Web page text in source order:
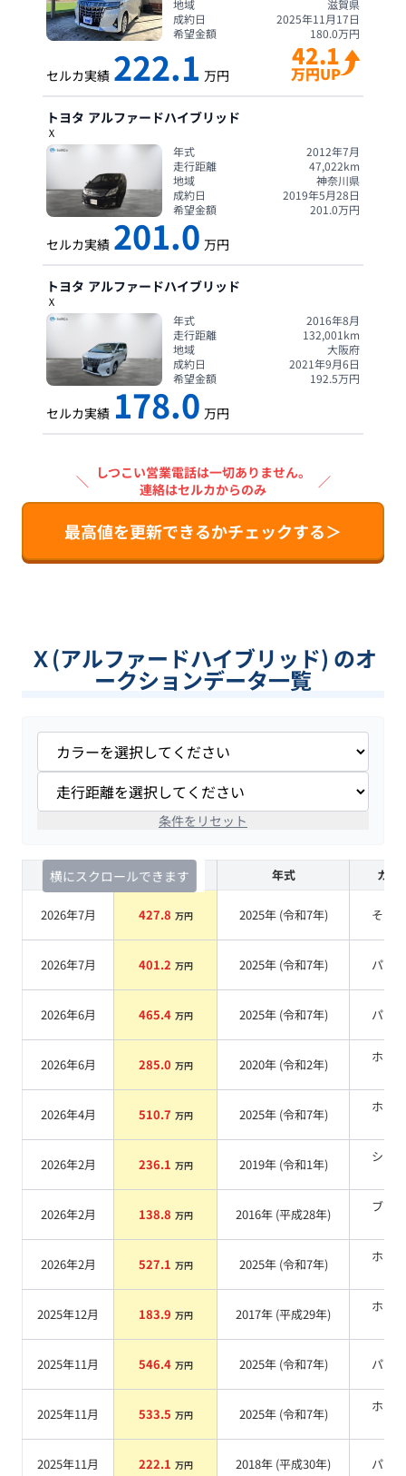
地域
滋賀県
成約日
2025年11月17日
希望金額
180.0万円
セルカ実績 222.1 万円
42.1
万円UP
トヨタ アルファードハイブリッド
Ｘ
年式
2012年7月
走行距離
47,022km
地域
神奈川県
成約日
2019年5月28日
希望金額
201.0万円
セルカ実績 201.0 万円
トヨタ アルファードハイブリッド
Ｘ
年式
2016年8月
走行距離
132,001 km
地域
大阪府
成約日
2021年9月6日
希望金額
192.5万円
セルカ実績 178.0 万円
＼ しつこい営業電話は一切ありません。
連絡はセルカからのみ
／
最高値を更新できるかチェックする＞
Ｘ(アルファードハイブリッド) のオ
ークションデータ一覧
条件をリセット
横にスクロールできます
査定時期 セルカ実績 年式 カラ
2026年7月 427.8 万円 2025年 (令和7年) その他
2026年7月 401.2 万円 2025年 (令和7年) パール
2026年6月 465.4 万円 2025年 (令和7年) パール
2026年6月 285.0 万円 2020年 (令和2年)
ホワ
2026年4月 510.7 万円 2025年 (令和7年)
ホワ
2026年2月 236.1 万円 2019年 (令和1年)
シル
2026年2月 138.8 万円 2016年 (平成28年)
ブラ
2026年2月 527.1 万円 2025年 (令和7年)
ホワ
2025年12月 183.9 万円 2017年 (平成29年)
ホワ
2025年11月 546.4 万円 2025年 (令和7年) パール
2025年11月 533.5 万円 2025年 (令和7年)
ホワ
2025年11月 222.1 万円 2018年 (平成30年) パール